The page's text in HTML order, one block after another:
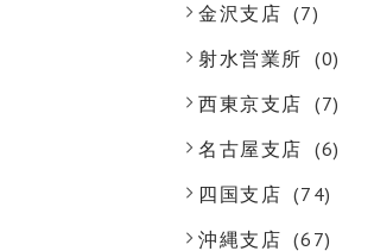
金沢支店 (7)
射水営業所 (0)
西東京支店 (7)
名古屋支店 (6)
四国支店 (74)
沖縄支店 (67)